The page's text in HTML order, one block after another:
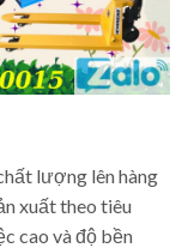
lượng lên hàng
xuất theo tiêu
cao và độ bền